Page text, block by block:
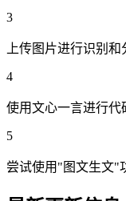
3
上传图片进行识别和
4
使用文心一言进行代
5
尝试使用"图文生文"